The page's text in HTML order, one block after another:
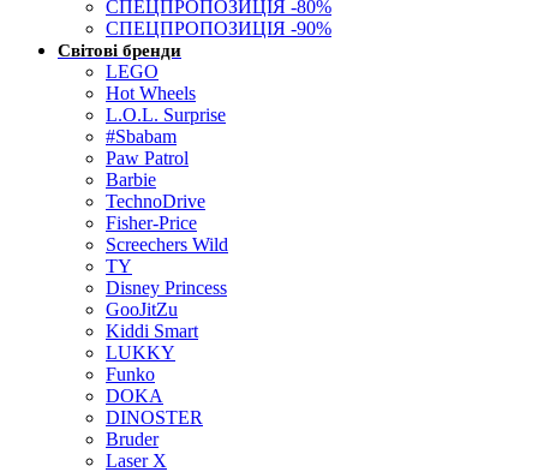
СПЕЦПРОПОЗИЦІЯ -80%
СПЕЦПРОПОЗИЦІЯ -90%
Світові бренди
LEGO
Hot Wheels
L.O.L. Surprise
#Sbabam
Paw Patrol
Barbie
TechnoDrive
Fisher-Price
Screechers Wild
TY
Disney Princess
GooJitZu
Kiddi Smart
LUKKY
Funko
DOKA
DINOSTER
Bruder
Laser X